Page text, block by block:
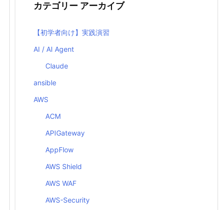
カテゴリー アーカイブ
【初学者向け】実践演習
AI / AI Agent
Claude
ansible
AWS
ACM
APIGateway
AppFlow
AWS Shield
AWS WAF
AWS-Security